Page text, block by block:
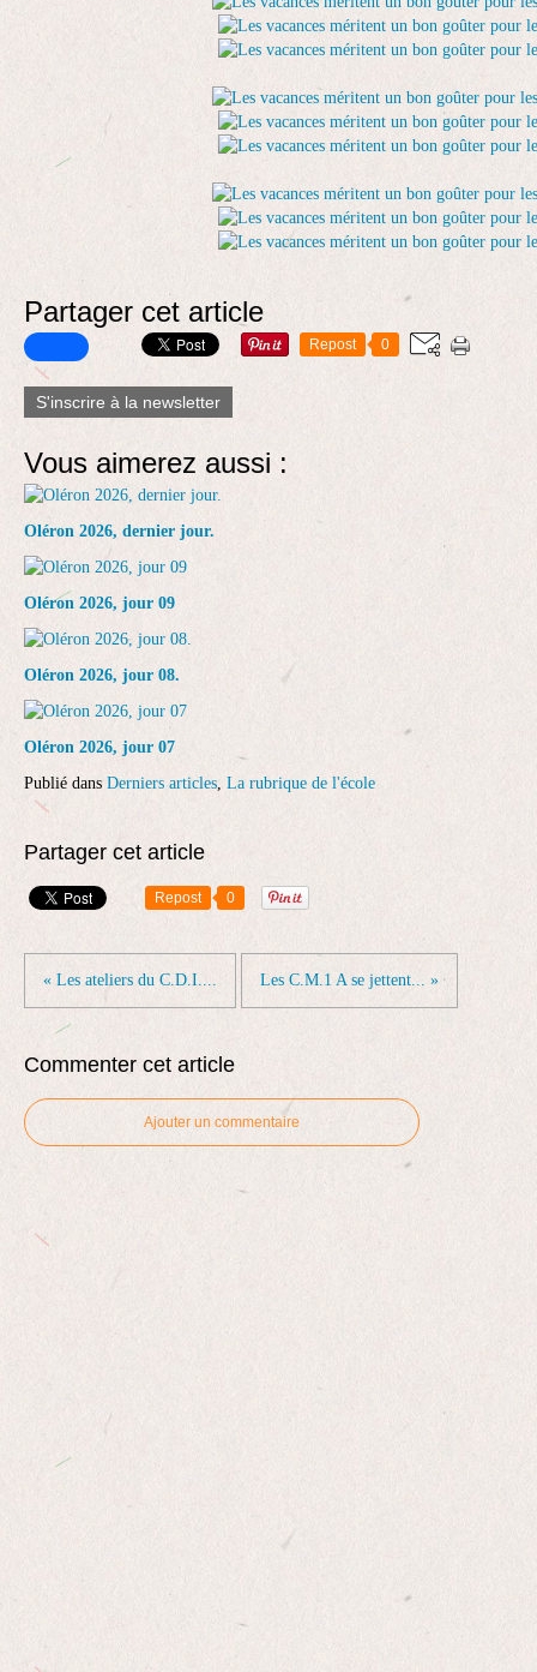
Partager cet article
Repost 0
S'inscrire à la newsletter
Vous aimerez aussi :
Oléron 2026, dernier jour.
Oléron 2026, jour 09
Oléron 2026, jour 08.
Oléron 2026, jour 07
Publié dans Derniers articles, La rubrique de l'école
Partager cet article
Repost 0
« Les ateliers du C.D.I.... Les C.M.1 A se jettent... »
Commenter cet article
Ajouter un commentaire